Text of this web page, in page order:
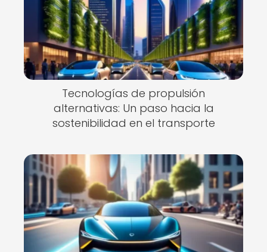
Tecnologías de propulsión
alternativas: Un paso hacia la
sostenibilidad en el transporte